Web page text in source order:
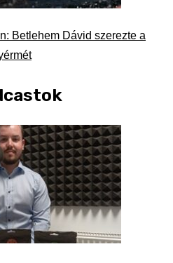
Betlehem Dávid szerezte a